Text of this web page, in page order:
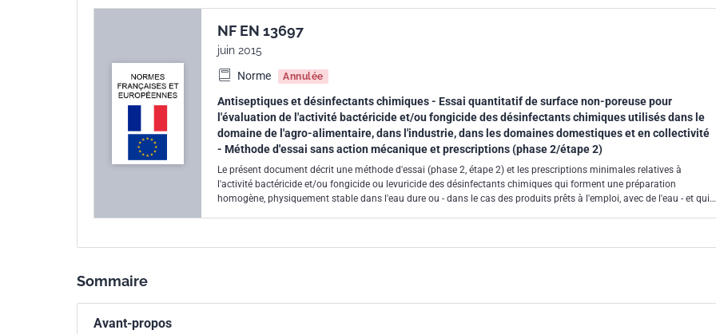
NF EN 13697
juin 2015
Norme
Annulée
Antiseptiques et désinfectants chimiques - Essai quantitatif de surface non-poreuse pour
l'évaluation de l'activité bactéricide et/ou fongicide des désinfectants chimiques utilisés dans le
domaine de l'agro-alimentaire, dans l'industrie, dans les domaines domestiques et en collectivité
- Méthode d'essai sans action mécanique et prescriptions (phase 2/étape 2)
Le présent document décrit une méthode d'essai (phase 2, étape 2) et les prescriptions minimales relatives à
l'activité bactéricide et/ou fongicide ou levuricide des désinfectants chimiques qui forment une préparation
homogène, physiquement stable dans l'eau dure ou - dans le cas des produits prêts à l'emploi, avec de l'eau - et qui
Sommaire
Avant-propos